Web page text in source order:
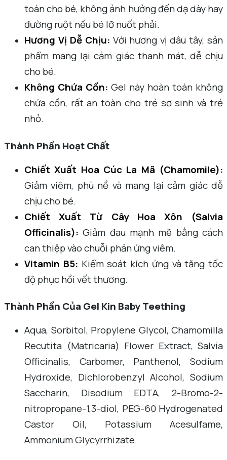
toàn cho bé, không ảnh hưởng đến dạ dày hay
đường ruột nếu bé lỡ nuốt phải.
Hương Vị Dễ Chịu: Với hương vị dâu tây, sản
phẩm mang lại cảm giác thanh mát, dễ chịu
cho bé.
Không Chứa Cồn: Gel này hoàn toàn không
chứa cồn, rất an toàn cho trẻ sơ sinh và trẻ
nhỏ.
Thành Phần Hoạt Chất
Chiết Xuất Hoa Cúc La Mã (Chamomile):
Giảm viêm, phù nề và mang lại cảm giác dễ
chịu cho bé.
Chiết Xuất Từ Cây Hoa Xôn (Salvia
Officinalis): Giảm đau mạnh mẽ bằng cách
can thiệp vào chuỗi phản ứng viêm.
Vitamin B5: Kiểm soát kích ứng và tăng tốc
độ phục hồi vết thương.
Thành Phần Của Gel Kin Baby Teething
Aqua, Sorbitol, Propylene Glycol, Chamomilla
Recutita (Matricaria) Flower Extract, Salvia
Officinalis, Carbomer, Panthenol, Sodium
Hydroxide, Dichlorobenzyl Alcohol, Sodium
Saccharin, Disodium EDTA, 2-Bromo-2-
nitropropane-1,3-diol, PEG-60 Hydrogenated
Castor Oil, Potassium Acesulfame,
Ammonium Glycyrrhizate.